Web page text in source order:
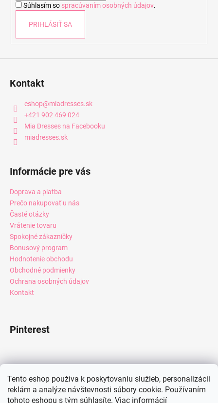
Tento eshop používa k poskytovaniu služieb, personalizácii
reklám a analýze návštevnosti súbory cookie. Používaním
tohoto eshopu s tým súhlasíte. Viac informácií
Súhlasím so spracúvaním osobných údajov.
PRIHLÁSIŤ SA
Kontakt
eshop@miadresses.sk
+421 902 469 024
Mia Dresses na Facebooku
miadresses.sk
Informácie pre vás
Doprava a platba
Prečo nakupovať u nás
Časté otázky
Vrátenie tovaru
Spokojné zákazníčky
Bonusový program
Hodnotenie obchodu
Obchodné podmienky
Ochrana osobných údajov
Kontakt
Pinterest